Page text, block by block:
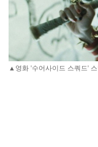
▲영화 '수어사이드 스쿼드'